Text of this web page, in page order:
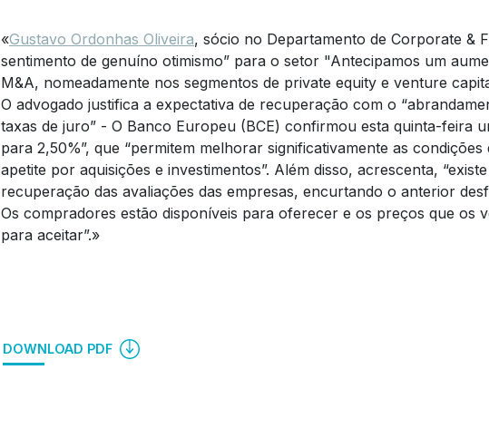
«Gustavo Ordonhas Oliveira, sócio no Departamento de Corporate &
sentimento de genuíno otimismo” para o setor "Antecipamos um
M&A, nomeadamente nos segmentos de private equity e venture
O advogado justifica a expectativa de recuperação com o
taxas de juro” - O Banco Europeu (BCE) confirmou esta quinta-feira
para 2,50%”, que “permitem melhorar significativamente as
apetite por aquisições e investimentos”. Além disso, acrescenta,
recuperação das avaliações das empresas, encurtando o anterior
Os compradores estão disponíveis para oferecer e os preços que os
para aceitar”.»
DOWNLOAD PDF